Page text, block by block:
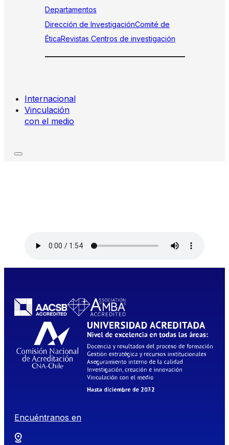
Departamentos
Dirección de InvestigaciónComité de
ÉticaRevistas Centros de investigación
Internacional
Vinculación
con el medio
Encuéntranos en